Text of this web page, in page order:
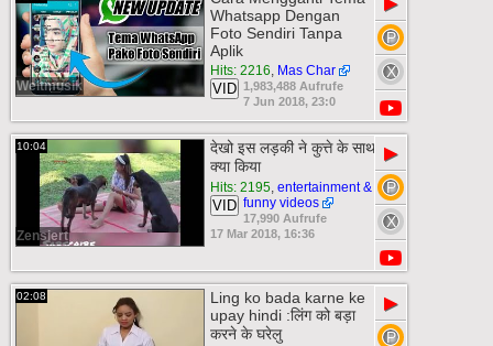
Weltmusik
Whatsapp Dengan
Foto Sendiri Tanpa
Aplik
Hits: 2216, Mas Char
VID 1,983,488 Aufrufe
7 Jun 2018, 23:0
10:04
Zensiert
देखो इस लड़की ने कुत्ते के साथ
क्या किया
Hits: 2195, entertainment &
funny videos
VID
17,990 Aufrufe
17 Mar 2018, 16:36
▶
02:08
Ling ko bada karne ke
upay hindi :लिंग को बड़ा
करने के घरेलु
▶